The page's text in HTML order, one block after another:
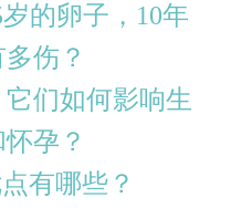
的卵子，10年
伤？
们如何影响生
孕？
有哪些？